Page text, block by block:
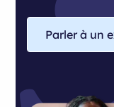
Parler à un